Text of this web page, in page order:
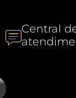
Central